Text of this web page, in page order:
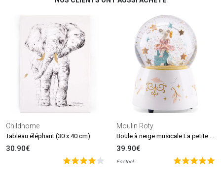
Childhome
Tableau éléphant (30 x 40 cm)
30.90€
Moulin Roty
39.90€
En stock